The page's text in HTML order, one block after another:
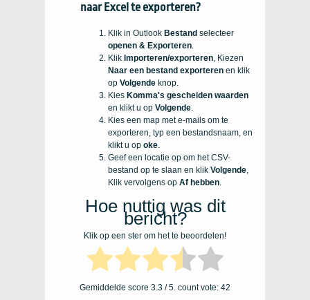
naar Excel te exporteren?
Klik in Outlook Bestand selecteer
openen & Exporteren.
Klik Importeren/exporteren, Kiezen
Naar een bestand exporteren en klik
op Volgende knop.
Kies Komma's gescheiden waarden
en klikt u op Volgende.
Kies een map met e-mails om te
exporteren, typ een bestandsnaam, en
klikt u op oke.
Geef een locatie op om het CSV-
bestand op te slaan en klik Volgende,
Klik vervolgens op Af hebben.
Hoe nuttig was dit
bericht?
Klik op een ster om het te beoordelen!
Gemiddelde score 3.3 / 5. count vote: 42